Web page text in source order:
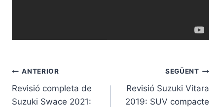
Navegació
d'entrades
ANTERIOR
Revisió completa de
Suzuki Swace 2021:
SEGÜENT
Revisió Suzuki Vitara
2019: SUV compacte